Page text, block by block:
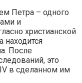
Петра – одного
и
христианской
находится
После
это
в сделанном им